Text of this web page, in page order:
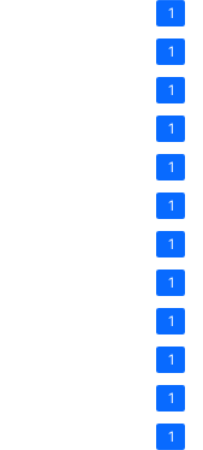
1
1
1
1
1
1
1
1
1
1
1
1